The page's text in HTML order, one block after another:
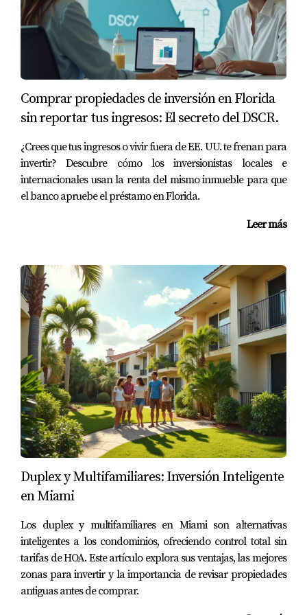
Juan compró un apartamento en Miami hace cinco años
y decidió alquilarlo a largo plazo. A través de un
contrato anual, ha disfrutado de un flujo constante de
ingresos que le ha permitido cubrir su hipoteca y ahorrar
para futuras inversiones. Aunque no ha tenido la
oportunidad de aumentar su renta significativamente
debido a las regulaciones locales, valora la estabilidad
que le brinda este tipo de alquiler.
Caso 2: Propietario en Orlando - Alquiler
Corto Plazo (Airbnb)
María adquirió una casa cerca de Disney World y decidió
generar ingresos mucho mayores que con un alquiler
tradicional. Sin embargo, también enfrenta desafíos
como la limpieza frecuente y la necesidad de responder
rápidamente a las consultas de los huéspedes. A pesar
del trabajo adicional, María está satisfecha con sus
ganancias y disfruta interactuando con visitantes de todo
el mundo.
Caso 3: Propietario en Tampa - Combinación
de Estrategias
Carlos optó por una estrategia híbrida: alquila su
propiedad durante todo el año pero también la lista en
Airbnb durante eventos especiales como conciertos o
ingresos sin comprometerse completamente con una sola
opción. Ha encontrado un equilibrio que le proporciona
estabilidad financiera mientras aprovecha las
oportunidades del mercado turístico.
Comprar propiedades de inversión en Florida
sin reportar tus ingresos: El secreto del DSCR.
¿Crees que tus ingresos o vivir fuera de EE. UU. te frenan para
invertir? Descubre cómo los inversionistas locales e
internacionales usan la renta del mismo inmueble para que
el banco apruebe el préstamo en Florida.
Leer más
Duplex y Multifamiliares: Inversión Inteligente
en Miami
Los duplex y multifamiliares en Miami son alternativas
inteligentes a los condominios, ofreciendo control total sin
tarifas de HOA. Este artículo explora sus ventajas, las mejores
zonas para invertir y la importancia de revisar propiedades
antiguas antes de comprar.